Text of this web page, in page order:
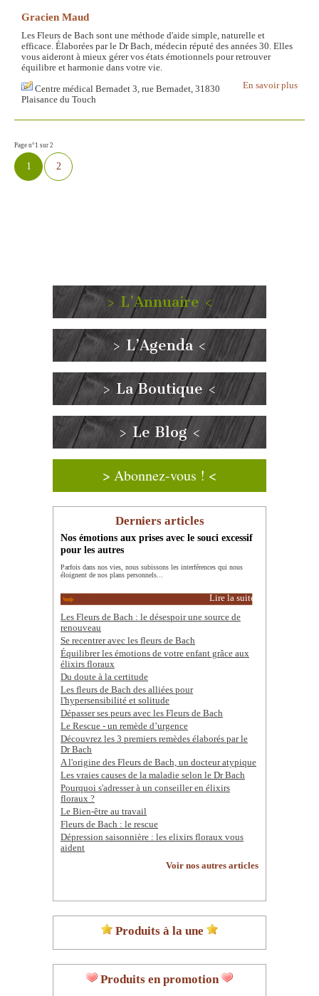
Gracien Maud
Les Fleurs de Bach sont une méthode d'aide simple, naturelle et
efficace. Élaborées par le Dr Bach, médecin réputé des années 30. Elles
vous aideront à mieux gérer vos états émotionnels pour retrouver
équilibre et harmonie dans votre vie.
En savoir plus
Centre médical Bernadet 3, rue Bernadet, 31830
Plaisance du Touch
Page n°1 sur 2
1 2
> L’Annuaire <
> L’Agenda <
> La Boutique <
> Le Blog <
> Abonnez-vous ! <
Derniers articles
Nos émotions aux prises avec le souci excessif
pour les autres
Parfois dans nos vies, nous subissons les interférences qui nous
éloignent de nos plans personnels...
Lire la suite
Les Fleurs de Bach : le désespoir une source de
renouveau
Se recentrer avec les fleurs de Bach
Équilibrer les émotions de votre enfant grâce aux
élixirs floraux
Du doute à la certitude
Les fleurs de Bach des alliées pour
l'hypersensibilité et solitude
Dépasser ses peurs avec les Fleurs de Bach
Le Rescue - un remède d’urgence
Découvrez les 3 premiers remèdes élaborés par le
Dr Bach
A l'origine des Fleurs de Bach, un docteur atypique
Les vraies causes de la maladie selon le Dr Bach
Pourquoi s'adresser à un conseiller en élixirs
floraux ?
Le Bien-être au travail
Fleurs de Bach : le rescue
Dépression saisonnière : les elixirs floraux vous
aident
Voir nos autres articles
Produits à la une
Produits en promotion